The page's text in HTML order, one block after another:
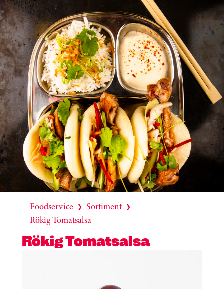
Foodservice ❯ Sortiment ❯
Rökig Tomatsalsa
Rökig Tomatsalsa